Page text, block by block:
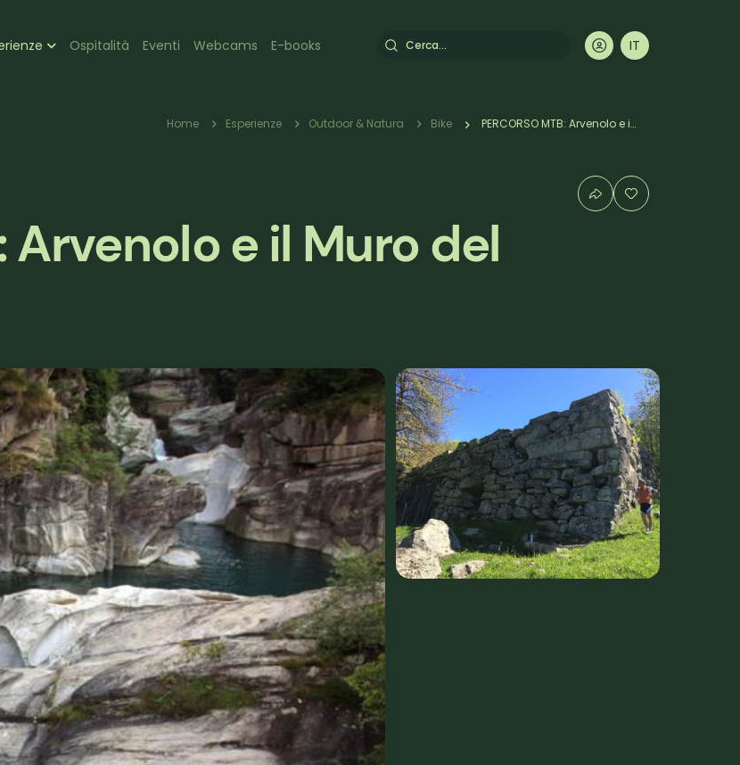
Ospitalità Eventi Webcams E-books Cerca
IT
EN
FR
DE
Briciole
pane
Home Esperienze Outdoor & Natura Bike PERCORSO MTB: Arvenolo e il Muro del Diavolo
Arvenolo e il Muro del